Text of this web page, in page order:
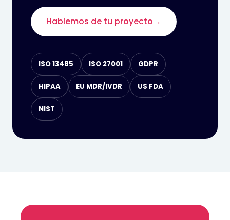
Hablemos de tu proyecto
ISO 13485 ISO 27001 GDPR
HIPAA EU MDR/IVDR US FDA
NIST